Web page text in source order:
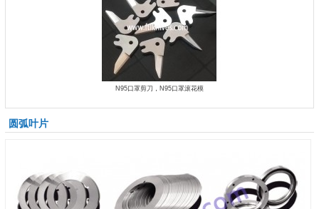
N95口罩剪刀，N95口罩滚花模
圆弧叶片